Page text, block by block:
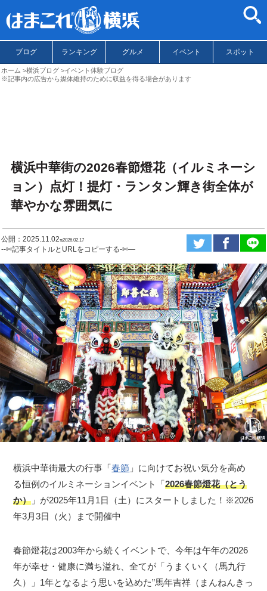
ブログ ランキング グルメ イベント スポット
ホーム 横浜ブログ
イベント体験ブログ
※記事内の広告から媒体維持のために収益を得る場合があります
横浜中華街の2026春節燈花（イルミネーシ
ョン）点灯！提灯・ランタン輝き街全体が
華やかな雰囲気に
公開：2025.11.02ಇ2026.02.17
--✄記事タイトルとURLをコピーする-✄—
横浜中華街最大の行事「春節 」に向けてお祝い気分を高め
る恒例のイルミネーションイベント「2026春節燈花（とう
か） 」が2025年11月1日（土）にスタートしました！※2026
年3月3日（火）まで開催中
春節燈花は2003年から続くイベントで、今年は午年の2026
年が幸せ・健康に満ち溢れ、全てが「うまくいく（馬九行
久）」1年となるよう思いを込めた”馬年吉祥（まんねんきっ